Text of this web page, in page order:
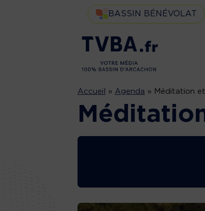
BASSIN BÉNÉVOLAT
Accueil » Agenda » Méditation